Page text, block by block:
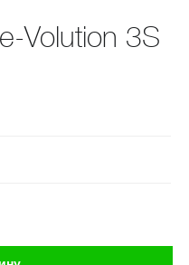
Volution 3S